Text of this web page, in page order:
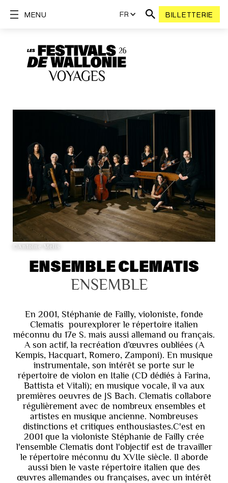
FR BILLETTERIE
MENU
©Antoine Melis
ENSEMBLE CLEMATIS
ENSEMBLE
En 2001, Stéphanie de Failly, violoniste, fonde
Clematis pourexplorer le répertoire italien
méconnu du 17e S. mais aussi allemand ou français.
A son actif, la recréation d’œuvres oubliées (A
Kempis, Hacquart, Romero, Zamponi). En musique
instrumentale, son intérêt se porte sur le
répertoire de violon en Italie (CD dédiés à Farina,
Battista et Vitali); en musique vocale, il va aux
premières oeuvres de JS Bach. Clematis collabore
régulièrement avec de nombreux ensembles et
artistes en musique ancienne. Nombreuses
distinctions et critiques enthousiastes.C'est en
2001 que la violoniste Stéphanie de Failly crée
l'ensemble Clematis dont l'objectif est de travailler
le répertoire méconnu du XVIIe siècle. Il aborde
aussi bien le vaste répertoire italien que des
œuvres allemandes ou françaises, avec un intérêt